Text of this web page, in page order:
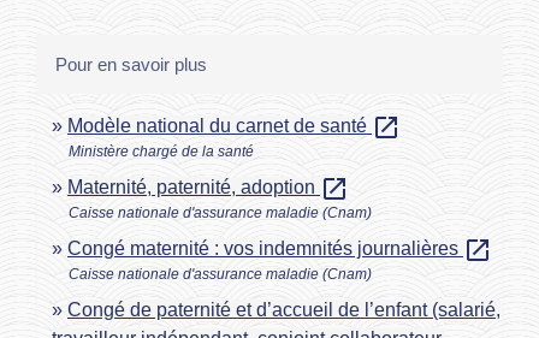
Pour en savoir plus
Modèle national du carnet de santé open_in_new
Ministère chargé de la santé
Maternité, paternité, adoption open_in_new
Caisse nationale d'assurance maladie (Cnam)
Congé maternité : vos indemnités journalières open_in_new
Caisse nationale d'assurance maladie (Cnam)
Congé de paternité et d’accueil de l’enfant (salarié,